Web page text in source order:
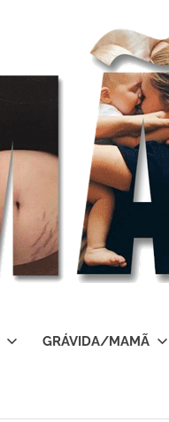
GRÁVIDA/MAMÃ